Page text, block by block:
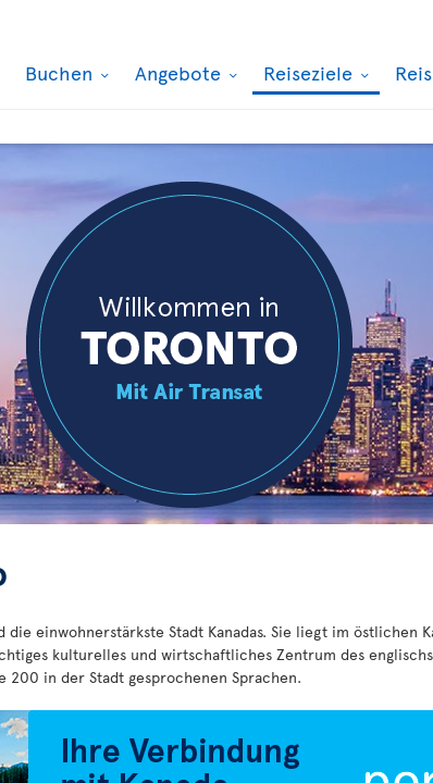
Buchen Angebote Reiseziele
einwohnerstärkste Stadt Kanadas. Sie liegt im östlichen
kulturelles und wirtschaftliches Zentrum des
200 in der Stadt gesprochenen Sprachen.